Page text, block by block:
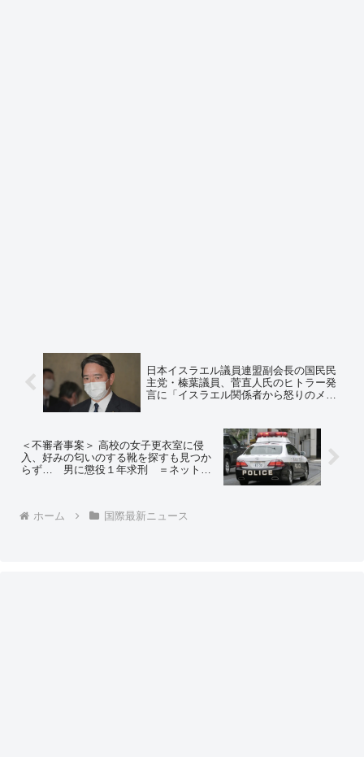
日本イスラエル議員連盟副会長の国民民
主党・榛葉議員、菅直人氏のヒトラー発
言に「イスラエル関係者から怒りのメー
苦痛からすりゃ、軽々しくヒトラーを用
いるなってことだわな」
＜不審者事案＞ 高校の女子更衣室に侵
入、好みの匂いのする靴を探すも見つか
らず… 男に懲役１年求刑 ＝ネットの
ホーム
国際最新ニュース